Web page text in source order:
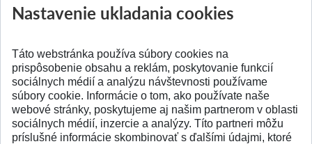
Pridané 28.07.2026 Pridané 23.06.2026
SPÄŤ NA VRCH
Nastavenie ukladania cookies
Táto webstránka používa súbory cookies na
prispôsobenie obsahu a reklám, poskytovanie funkcií
sociálnych médií a analýzu návštevnosti používame
súbory cookie. Informácie o tom, ako používate naše
webové stránky, poskytujeme aj našim partnerom v oblasti
sociálnych médií, inzercie a analýzy. Títo partneri môžu
príslušné informácie skombinovať s ďalšími údajmi, ktoré